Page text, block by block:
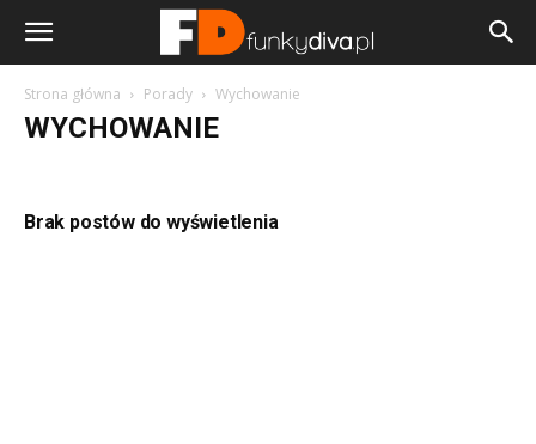
Strona główna Porady Wychowanie
WYCHOWANIE
Brak postów do wyświetlenia